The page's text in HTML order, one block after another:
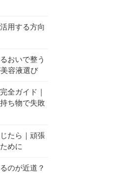
用する方向
おいで整う
容液選び
全ガイド｜
ち物で失敗
たら｜頑張
めに
のが近道？